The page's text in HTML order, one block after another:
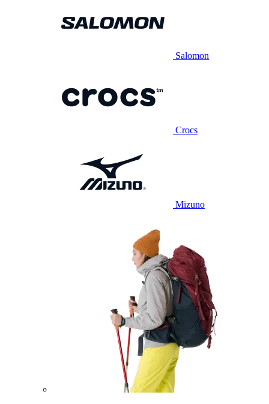
Salomon
Crocs
Mizuno